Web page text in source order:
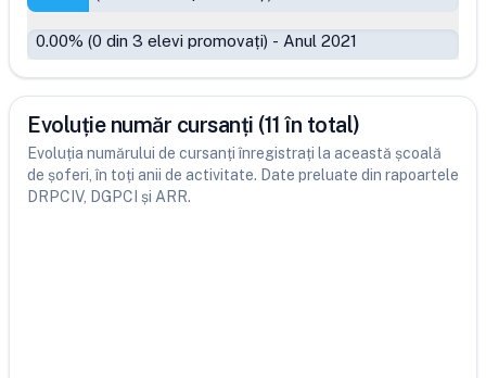
0.00% (0 din 3 elevi promovați) - Anul 2021
Evoluție număr cursanți (11 în total)
Evoluția numărului de cursanți înregistrați la această școală
de șoferi, în toți anii de activitate. Date preluate din rapoartele
DRPCIV, DGPCI și ARR.